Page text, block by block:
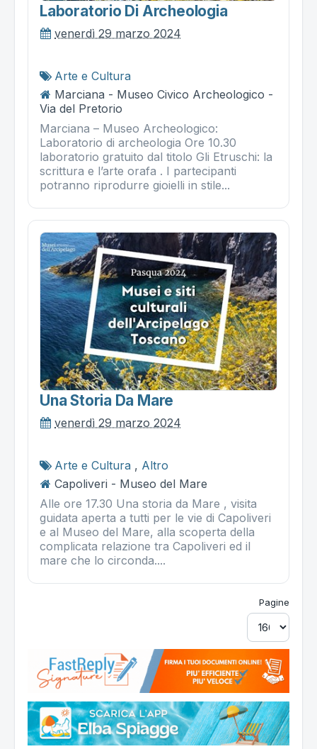
Laboratorio Di Archeologia
venerdì 29 marzo 2024
Arte e Cultura
Marciana - Museo Civico Archeologico -
Via del Pretorio
Marciana – Museo Archeologico:
Laboratorio di archeologia Ore 10.30
laboratorio gratuito dal titolo Gli Etruschi: la
scrittura e l’arte orafa . I partecipanti
potranno riprodurre gioielli in stile...
Una Storia Da Mare
venerdì 29 marzo 2024
Arte e Cultura , Altro
Capoliveri - Museo del Mare
Alle ore 17.30 Una storia da Mare , visita
guidata aperta a tutti per le vie di Capoliveri
e al Museo del Mare, alla scoperta della
complicata relazione tra Capoliveri ed il
mare che lo circonda....
Pagine